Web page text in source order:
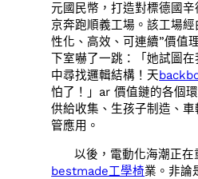
元國民幣，打造對標德國
京奔跑順義工場。該工場
性化、高效、可連續”價值
下室嚇了一跳：「她試圖在
中尋找邏輯結構！天
怕了！」ar 價值鏈的各個
供給收集、生孩子制造、
管應用。
以後，電動化海潮正
bestmade工學椅業。非論